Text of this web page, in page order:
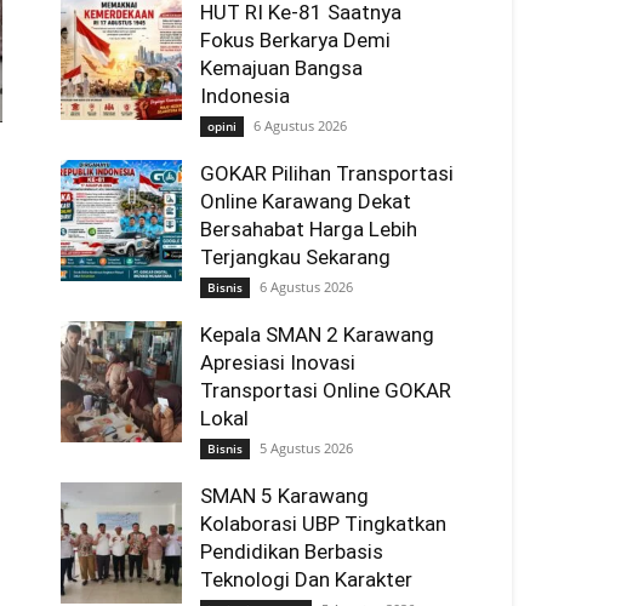
HUT RI Ke-81 Saatnya
Fokus Berkarya Demi
Kemajuan Bangsa
Indonesia
opini 6 Agustus 2026
GOKAR Pilihan Transportasi
Online Karawang Dekat
Bersahabat Harga Lebih
Terjangkau Sekarang
Bisnis 6 Agustus 2026
Kepala SMAN 2 Karawang
Apresiasi Inovasi
Transportasi Online GOKAR
Lokal
Bisnis 5 Agustus 2026
SMAN 5 Karawang
Kolaborasi UBP Tingkatkan
Pendidikan Berbasis
Teknologi Dan Karakter